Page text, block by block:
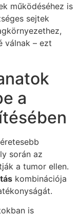
működéséhez is
sejtek
válnak – ezt
a
során az
a tumor ellen.
kombinációja
is